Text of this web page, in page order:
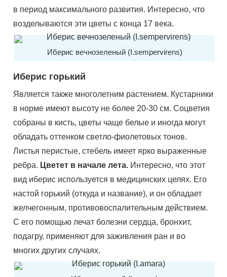
в период максимального развития. Интересно, что
возделываются эти цветы с конца 17 века.
Иберис вечнозеленый (I.sempervirens)
Иберис горький
Является также многолетним растением. Кустарники
в норме имеют высоту не более 20-30 см. Соцветия
собраны в кисть, цветы чаще белые и иногда могут
обладать оттенком светло-фиолетовых тонов.
Листья перистые, стебель имеет ярко выраженные
ребра. Цветет в начале лета. Интересно, что этот
вид иберис используется в медицинских целях. Его
настой горький (откуда и название), и он обладает
желчегонным, противовоспалительным действием.
С его помощью лечат болезни сердца, бронхит,
подагру, применяют для заживления ран и во
многих других случаях.